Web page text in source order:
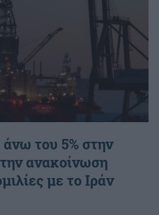
άνω του 5% στην
ανακοίνωση
με το Ιράν